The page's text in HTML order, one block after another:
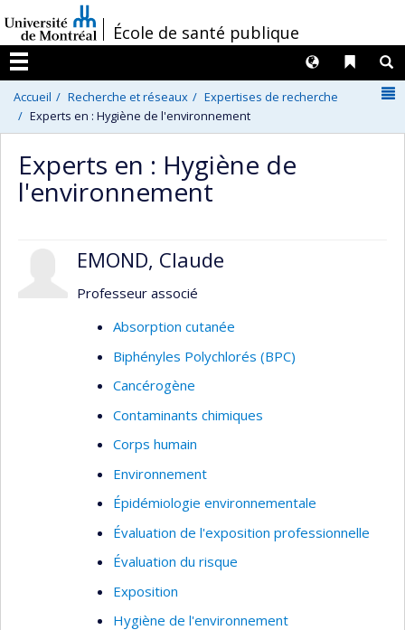
au
contenu
/École de santé publique
Menu
Liens
Langues
Accueil Recherche et réseaux
Expertises de recherche
Experts en : Hygiène de l'environnement
Experts en : Hygiène de
l'environnement
EMOND, Claude
Professeur associé
Absorption cutanée
Biphényles Polychlorés (BPC)
Cancérogène
Contaminants chimiques
Corps humain
Environnement
Épidémiologie environnementale
Évaluation de l'exposition professionnelle
Évaluation du risque
Exposition
Hygiène de l'environnement